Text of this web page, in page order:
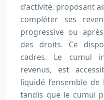
d’activité, proposant
compléter ses
progressive ou
des droits. Ce
cadres. Le cumul
revenus, est
liquidé l’ensemble
tandis que le cumul